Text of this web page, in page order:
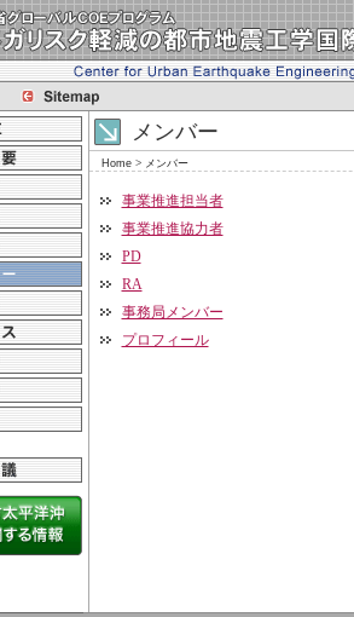
メンバー
Home > メンバー
事業推進担当者
事業推進協力者
PD
RA
事務局メンバー
プロフィール